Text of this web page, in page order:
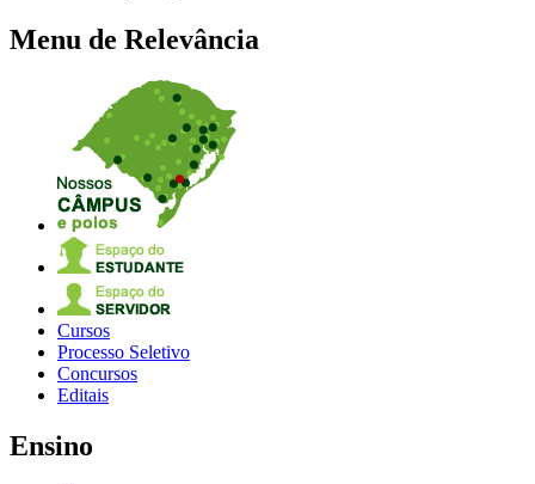
Menu de Relevância
Cursos
Processo Seletivo
Concursos
Editais
Ensino